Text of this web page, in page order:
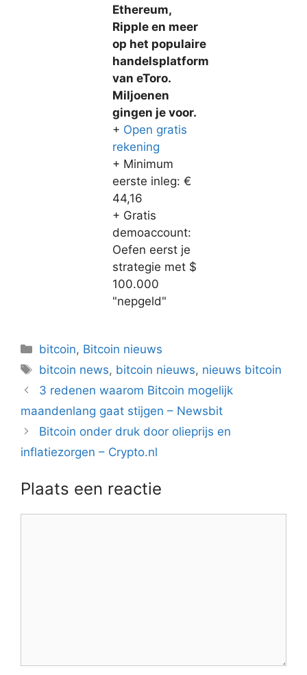
Ethereum,
Ripple en meer
op het populaire
handelsplatform
van eToro.
Miljoenen
gingen je voor.
+ Open gratis
rekening
+ Minimum
eerste inleg: €
44,16
+ Gratis
demoaccount:
Oefen eerst je
strategie met $
100.000
"nepgeld"
Categorieën
bitcoin, Bitcoin nieuws
Tags
bitcoin news, bitcoin nieuws, nieuws bitcoin
Berichtnavigatie
3 redenen waarom Bitcoin mogelijk
maandenlang gaat stijgen – Newsbit
Bitcoin onder druk door olieprijs en
inflatiezorgen – Crypto.nl
Plaats een reactie